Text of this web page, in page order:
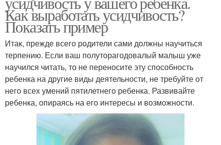
Как выработать усидчивость?
Показать пример
Итак, прежде всего родители сами должны научиться
терпению. Если ваш полуторагодовалый малыш уже
научился читать, то не переносите эту способность
ребенка на другие виды деятельности, не требуйте от
него всех умений пятилетнего ребенка. Развивайте
ребенка, опираясь на его интересы и возможности.